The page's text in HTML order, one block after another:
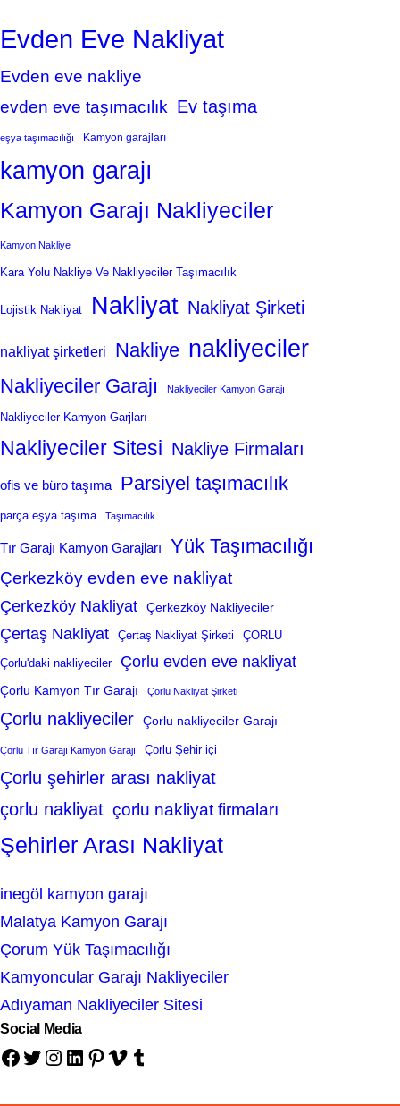
Evden Eve Nakliyat
Evden eve nakliye
evden eve taşımacılık Ev taşıma
eşya taşımacılığı Kamyon garajları
kamyon garajı
Kamyon Garajı Nakliyeciler
Kamyon Nakliye
Kara Yolu Nakliye Ve Nakliyeciler Taşımacılık
Lojistik Nakliyat Nakliyat Nakliyat Şirketi
nakliyat şirketleri Nakliye nakliyeciler
Nakliyeciler Garajı Nakliyeciler Kamyon Garajı
Nakliyeciler Kamyon Garjları
Nakliyeciler Sitesi Nakliye Firmaları
ofis ve büro taşıma Parsiyel taşımacılık
parça eşya taşıma Taşımacılık
Tır Garajı Kamyon Garajları Yük Taşımacılığı
Çerkezköy evden eve nakliyat
Çerkezköy Nakliyat Çerkezköy Nakliyeciler
Çertaş Nakliyat Çertaş Nakliyat Şirketi ÇORLU
Çorlu'daki nakliyeciler Çorlu evden eve nakliyat
Çorlu Kamyon Tır Garajı Çorlu Nakliyat Şirketi
Çorlu nakliyeciler Çorlu nakliyeciler Garajı
Çorlu Tır Garajı Kamyon Garajı Çorlu Şehir içi
Çorlu şehirler arası nakliyat
çorlu nakliyat çorlu nakliyat firmaları
Şehirler Arası Nakliyat
inegöl kamyon garajı
Malatya Kamyon Garajı
Çorum Yük Taşımacılığı
Kamyoncular Garajı Nakliyeciler
Adıyaman Nakliyeciler Sitesi
Social Media
Facebook Twitter Instagram LinkedIn Pinterest Vimeo Tumblr